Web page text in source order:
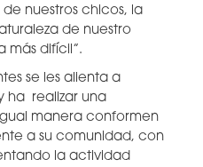
nuestros chicos, la
de nuestro
más difícil”.
se les alienta a
ha realizar una
manera conformen
a su comunidad, con
la actividad